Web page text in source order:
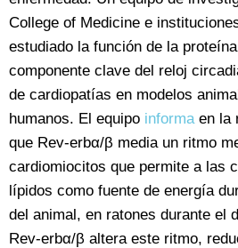
College of Medicine e
estudiado la función de la
componente clave del reloj
de cardiopatías en modelos
humanos. El equipo informaen la
que Rev-erbα/β media un ritmo
cardiomiocitos que permite a las
lípidos como fuente de energía
del animal, en ratones durante el
Rev-erbα/β altera este ritmo,